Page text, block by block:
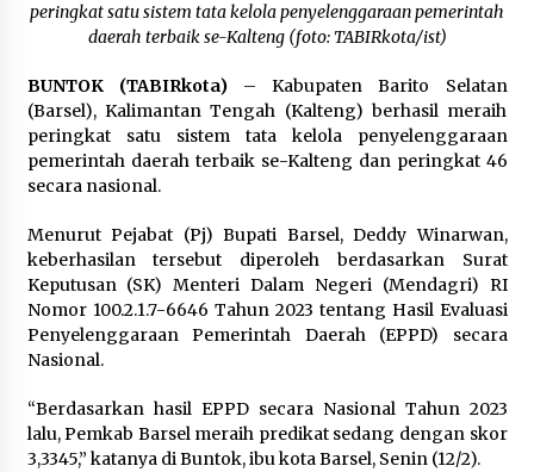
peringkat satu sistem tata kelola penyelenggaraan pemerintah
daerah terbaik se-Kalteng (foto: TABIRkota/ist)
BUNTOK (TABIRkota)– Kabupaten Barito Selatan
(Barsel), Kalimantan Tengah (Kalteng) berhasil meraih
peringkat satu sistem tata kelola penyelenggaraan
pemerintah daerah terbaik se-Kalteng dan peringkat 46
secara nasional.
Menurut Pejabat (Pj) Bupati Barsel, Deddy Winarwan,
keberhasilan tersebut diperoleh berdasarkan Surat
Keputusan (SK) Menteri Dalam Negeri (Mendagri) RI
Nomor 100.2.1.7-6646 Tahun 2023 tentang Hasil Evaluasi
Penyelenggaraan Pemerintah Daerah (EPPD) secara
Nasional.
“Berdasarkan hasil EPPD secara Nasional Tahun 2023
lalu, Pemkab Barsel meraih predikat sedang dengan skor
3,3345,” katanya di Buntok, ibu kota Barsel, Senin (12/2).